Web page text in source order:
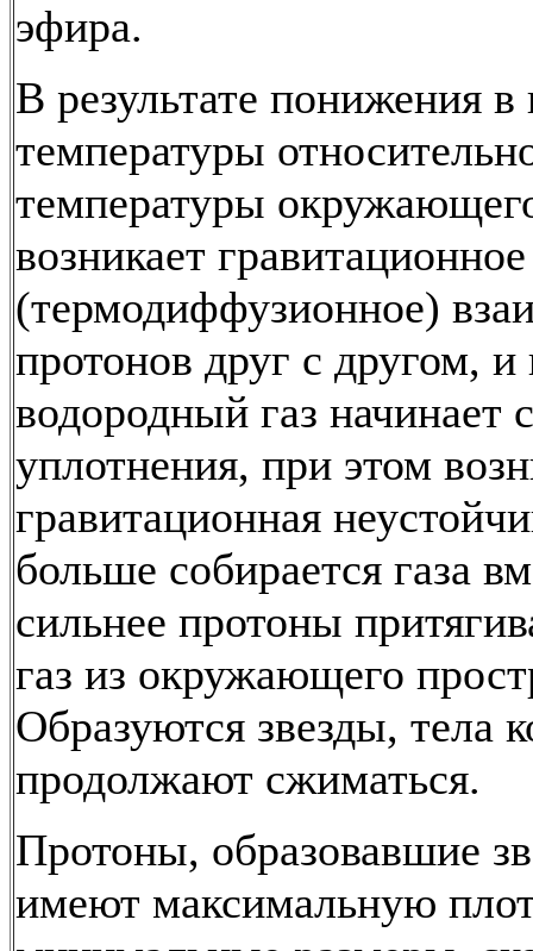
эфира.
В результате понижения в
температуры
температуры
возникает гравитационное
(термодиффузионное)
протонов друг с другом,
водородный газ начинает
уплотнения, при этом
гравитационная
больше собирается газа
сильнее протоны
газ из окружающего
Образуются звезды, тела
продолжают сжиматься.
Протоны, образовавшие
имеют максимальную